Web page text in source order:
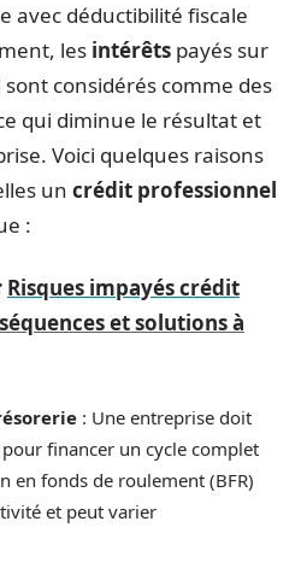
avec déductibilité fiscale
les intérêts payés sur
sont considérés comme des
qui diminue le résultat et
Voici quelques raisons
un crédit professionnel
:
Risques impayés crédit
et solutions à
: Une entreprise doit
financer un cycle complet
en fonds de roulement (BFR)
et peut varier